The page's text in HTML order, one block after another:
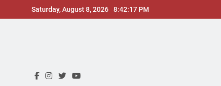
to
Saturday, August 8, 2026 8:42:19 PM